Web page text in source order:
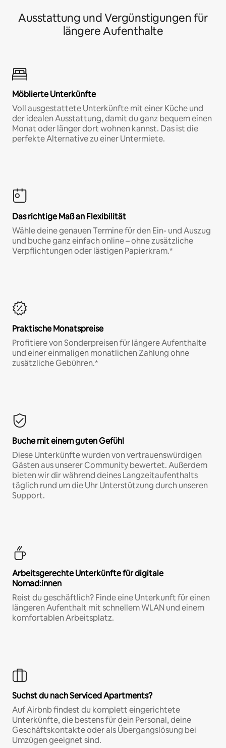
Ausstattung und Vergünstigungen für
längere Aufenthalte
Möblierte Unterkünfte
Voll ausgestattete Unterkünfte mit einer Küche und
der idealen Ausstattung, damit du ganz bequem einen
Monat oder länger dort wohnen kannst. Das ist die
perfekte Alternative zu einer Untermiete.
Das richtige Maß an Flexibilität
Wähle deine genauen Termine für den Ein- und Auszug
und buche ganz einfach online – ohne zusätzliche
Verpflichtungen oder lästigen Papierkram.*
Praktische Monatspreise
Profitiere von Sonderpreisen für längere Aufenthalte
und einer einmaligen monatlichen Zahlung ohne
zusätzliche Gebühren.*
Buche mit einem guten Gefühl
Diese Unterkünfte wurden von vertrauenswürdigen
Gästen aus unserer Community bewertet. Außerdem
bieten wir dir während deines Langzeitaufenthalts
täglich rund um die Uhr Unterstützung durch unseren
Support.
Arbeitsgerechte Unterkünfte für digitale
Nomad:innen
Reist du geschäftlich? Finde eine Unterkunft für einen
längeren Aufenthalt mit schnellem WLAN und einem
komfortablen Arbeitsplatz.
Suchst du nach Serviced Apartments?
Auf Airbnb findest du komplett eingerichtete
Unterkünfte, die bestens für dein Personal, deine
Geschäftskontakte oder als Übergangslösung bei
Umzügen geeignet sind.